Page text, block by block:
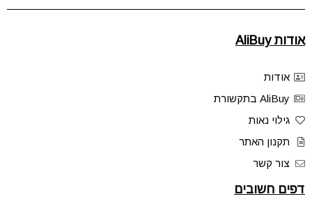
אודות AliBuy
אודות
AliBuy בתקשורת
גילוי נאות
תקנון האתר
צור קשר
דפים חשובים